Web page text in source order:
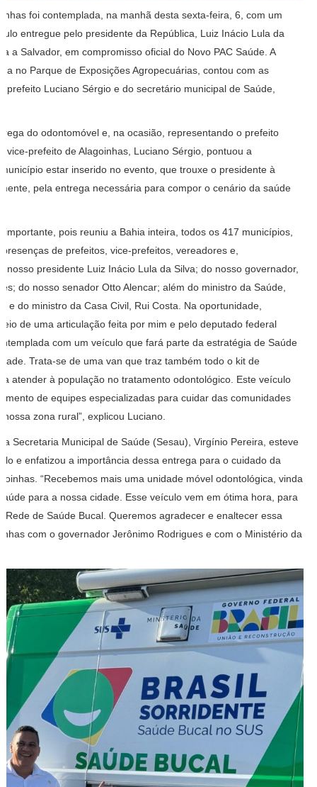
foi contemplada, na manhã desta sexta-feira, 6, com um
entregue pelo presidente da República, Luiz Inácio Lula da
a Salvador, em compromisso oficial do Novo PAC Saúde. A
no Parque de Exposições Agropecuárias, contou com as
prefeito Luciano Sérgio e do secretário municipal de Saúde,
do odontomóvel e, na ocasião, representando o prefeito
vice-prefeito de Alagoinhas, Luciano Sérgio, pontuou a
estar inserido no evento, que trouxe o presidente à
pela entrega necessária para compor o cenário da saúde
importante, pois reuniu a Bahia inteira, todos os 417 municípios,
de prefeitos, vice-prefeitos, vereadores e,
nosso presidente Luiz Inácio Lula da Silva; do nosso governador,
do nosso senador Otto Alencar; além do ministro da Saúde,
e do ministro da Casa Civil, Rui Costa. Na oportunidade,
de uma articulação feita por mim e pelo deputado federal
com um veículo que fará parte da estratégia de Saúde
Trata-se de uma van que traz também todo o kit de
atender à população no tratamento odontológico. Este veículo
de equipes especializadas para cuidar das comunidades
zona rural”, explicou Luciano.
Secretaria Municipal de Saúde (Sesau), Virgínio Pereira, esteve
e enfatizou a importância dessa entrega para o cuidado da
“Recebemos mais uma unidade móvel odontológica, vinda
para a nossa cidade. Esse veículo vem em ótima hora, para
Rede de Saúde Bucal. Queremos agradecer e enaltecer essa
com o governador Jerônimo Rodrigues e com o Ministério da